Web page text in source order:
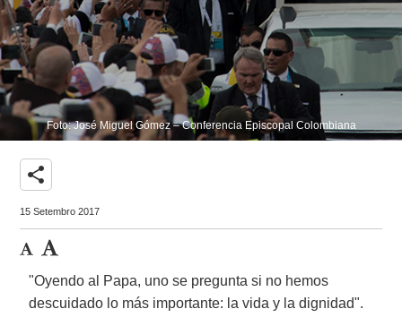
Foto: José Miguel Gómez – Conferencia Episcopal Colombiana
share
15 Setembro 2017
"Oyendo al Papa, uno se pregunta si no hemos
descuidado lo más importante: la vida y la dignidad".